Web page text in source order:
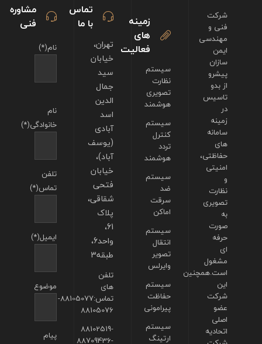
مشاوره
فنی
نام(*)
نام
خانوادگی(*)
تلفن
تماس(*)
ایمیل(*)
موضوع
پیام
تماس
با ما
تهران،
خیابان
سید
جمال
الدین
اسد
آبادی
(یوسف
آباد)،
خیابان
فتحی
شقاقی،
پلاک
61،
واحد6،
طبقه3
تلفن
های
تماس:88105077-
88105076
88102519-
88709436-
زمینه
های
فعالیت
سیستم
نظارت
تصویری
هوشمند
سیستم
کنترل
تردد
هوشمند
سیستم
ضد
سرقت
اماکن
سیستم
انتقال
تصویر
وایرلس
سیستم
حفاظت
پیرامونی
سیستم
ارتینگ
شرکت
فنی و
مهندسی
ایمن
سازان
پیشرو
از بدو
تاسیس
در
زمینه
سامانه
های
حفاظتی،
امنیتی
و
نظارت
تصویری
به
صورت
حرفه
ای
مشغول
است.همچنین
این
شرکت
عضو
اصلی
اتحادیه